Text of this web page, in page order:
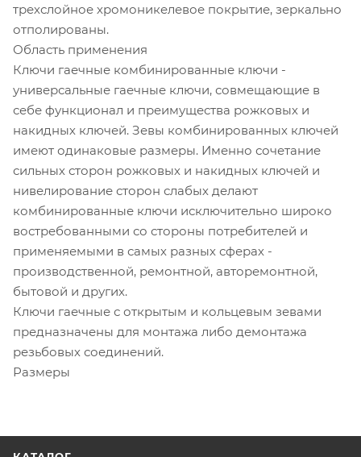
трехслойное хромоникелевое покрытие, зеркально
отполированы.
Область применения
Ключи гаечные комбинированные ключи -
универсальные гаечные ключи, совмещающие в
себе функционал и преимущества рожковых и
накидных ключей. Зевы комбинированных ключей
имеют одинаковые размеры. Именно сочетание
сильных сторон рожковых и накидных ключей и
нивелирование сторон слабых делают
комбинированные ключи исключительно широко
востребованными со стороны потребителей и
применяемыми в самых разных сферах -
производственной, ремонтной, авторемонтной,
бытовой и других.
Ключи гаечные с открытым и кольцевым зевами
предназначены для монтажа либо демонтажа
резьбовых соединений.
Размеры